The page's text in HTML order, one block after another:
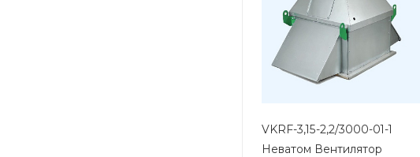
VKRF-3,15-2,2/3000-01-1
Неватом Вентилятор